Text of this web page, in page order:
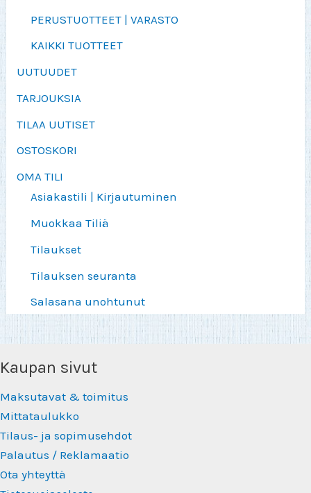
PERUSTUOTTEET | VARASTO
KAIKKI TUOTTEET
UUTUUDET
TARJOUKSIA
TILAA UUTISET
OSTOSKORI
OMA TILI
Asiakastili | Kirjautuminen
Muokkaa Tiliä
Tilaukset
Tilauksen seuranta
Salasana unohtunut
Kaupan sivut
Maksutavat & toimitus
Mittataulukko
Tilaus- ja sopimusehdot
Palautus / Reklamaatio
Ota yhteyttä